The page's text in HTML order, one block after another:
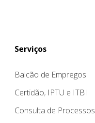
Serviços
Balcão de Empregos
Certidão, IPTU e ITBI
Consulta de Processos